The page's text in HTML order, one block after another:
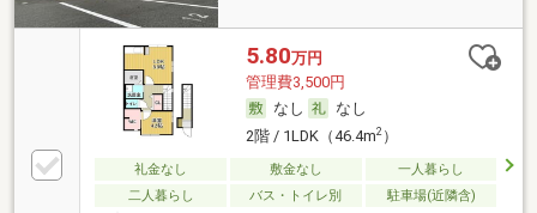
5.80万円
管理費3,500円
なし
なし
2階 / 1LDK（46.4m2）
礼金なし 敷金なし
一人暮らし
二人暮らし
バス・トイレ別 駐車場(近隣含)